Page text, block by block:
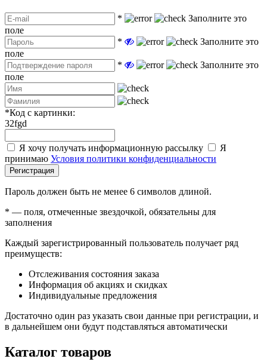
*
Заполните это
поле
*
Заполните это
поле
*
Заполните это
поле
*Код с картинки:
32fgd
Я хочу получать информационную рассылку
Я
принимаю Условия политики конфиденциальности
Регистрация
Пароль должен быть не менее 6 символов длиной.
* — поля, отмеченные звездочкой, обязательны для
заполнения
Каждый зарегистрированный пользователь получает ряд
преимуществ:
Отслеживания состояния заказа
Информация об акциях и скидках
Индивидуальные предложения
Достаточно один раз указать свои данные при регистрации, и
в дальнейшем они будут подставляться автоматически
Каталог товаров